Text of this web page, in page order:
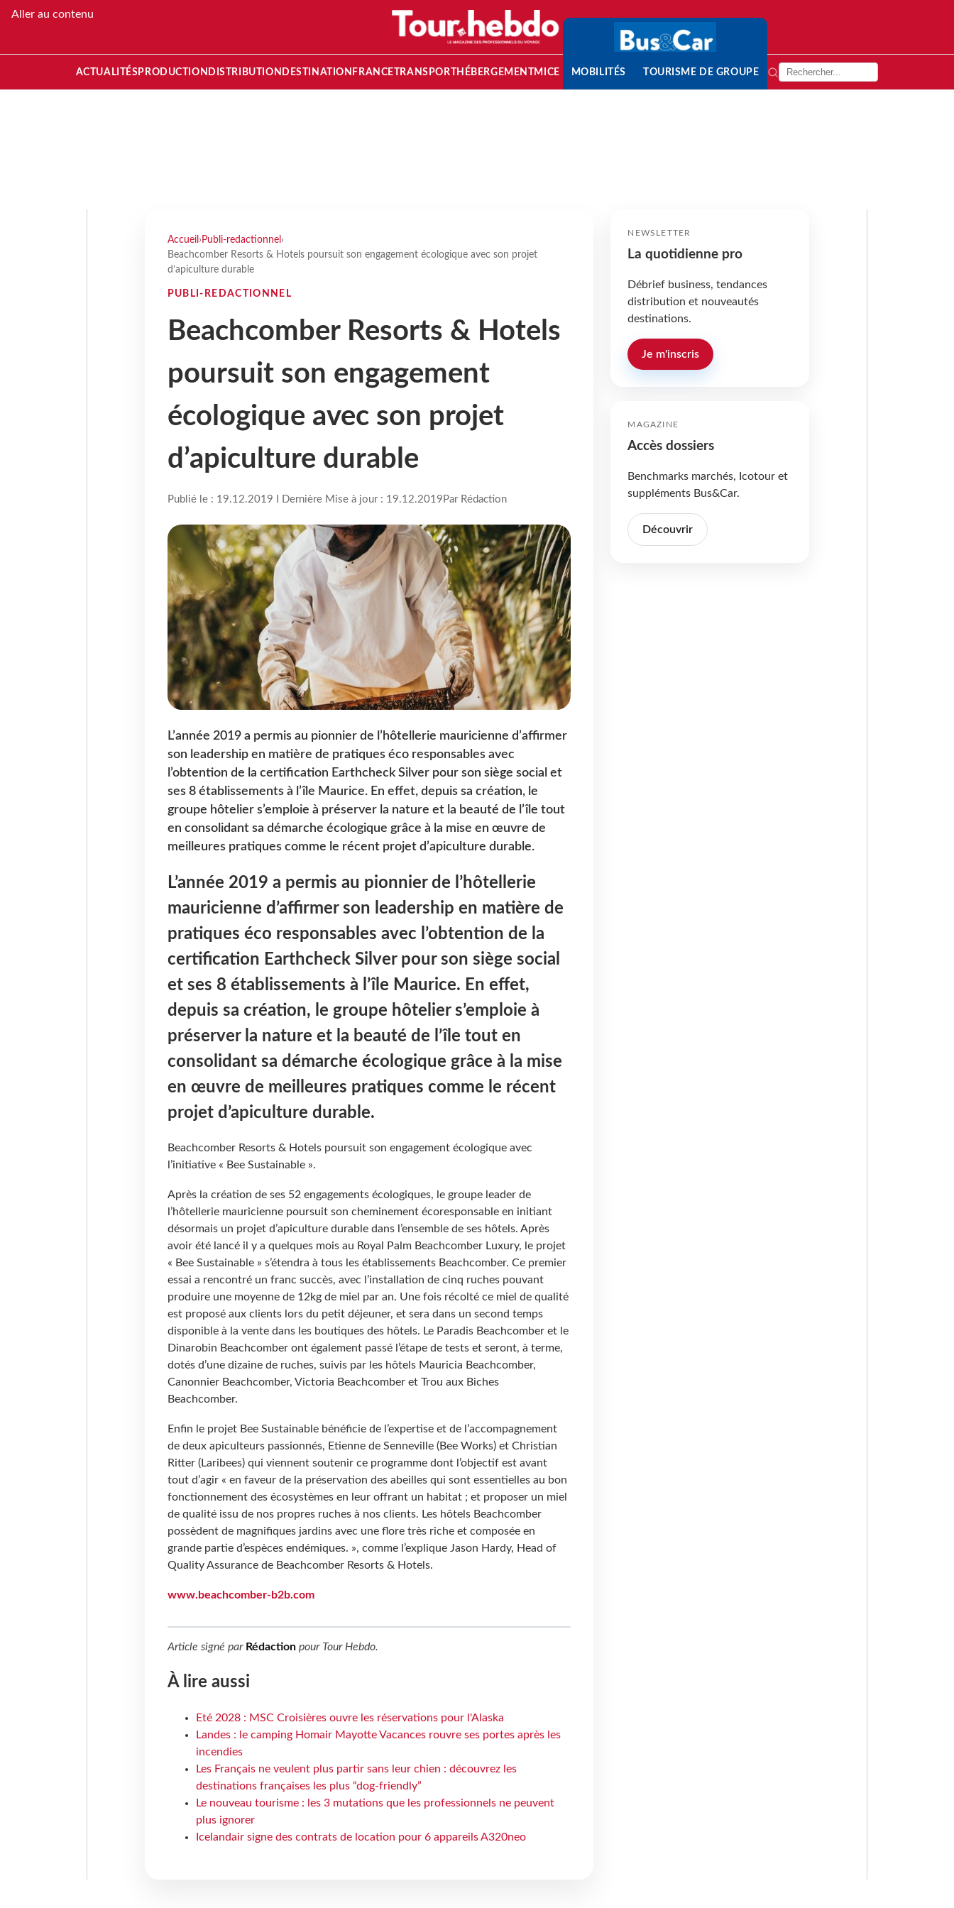
Aller au contenu
ACTUALITÉS PRODUCTION DISTRIBUTION DESTINATION FRANCETRANSPORT HÉBERGEMENTMICE MOBILITÉS TOURISME DE GROUPE
Accueil › Publi-redactionnel ›
Beachcomber Resorts & Hotels poursuit son engagement écologique avec son projet
d’apiculture durable
PUBLI-REDACTIONNEL
Beachcomber Resorts & Hotels
poursuit son engagement
écologique avec son projet
d’apiculture durable
Publié le : 19.12.2019 I Dernière Mise à jour : 19.12.2019 Par Rédaction
L’année 2019 a permis au pionnier de l’hôtellerie mauricienne d’affirmer
son leadership en matière de pratiques éco responsables avec
l’obtention de la certification Earthcheck Silver pour son siège social et
ses 8 établissements à l’île Maurice. En effet, depuis sa création, le
groupe hôtelier s’emploie à préserver la nature et la beauté de l’île tout
en consolidant sa démarche écologique grâce à la mise en œuvre de
meilleures pratiques comme le récent projet d’apiculture durable.
L’année 2019 a permis au pionnier de l’hôtellerie
mauricienne d’affirmer son leadership en matière de
pratiques éco responsables avec l’obtention de la
certification Earthcheck Silver pour son siège social
et ses 8 établissements à l’île Maurice. En effet,
depuis sa création, le groupe hôtelier s’emploie à
préserver la nature et la beauté de l’île tout en
consolidant sa démarche écologique grâce à la mise
en œuvre de meilleures pratiques comme le récent
projet d’apiculture durable.
Beachcomber Resorts & Hotels poursuit son engagement écologique avec
l’initiative « Bee Sustainable ».
Après la création de ses 52 engagements écologiques, le groupe leader de
l’hôtellerie mauricienne poursuit son cheminement écoresponsable en initiant
désormais un projet d’apiculture durable dans l’ensemble de ses hôtels. Après
avoir été lancé il y a quelques mois au Royal Palm Beachcomber Luxury, le projet
« Bee Sustainable » s’étendra à tous les établissements Beachcomber. Ce premier
essai a rencontré un franc succès, avec l’installation de cinq ruches pouvant
produire une moyenne de 12kg de miel par an. Une fois récolté ce miel de qualité
est proposé aux clients lors du petit déjeuner, et sera dans un second temps
disponible à la vente dans les boutiques des hôtels. Le Paradis Beachcomber et le
Dinarobin Beachcomber ont également passé l’étape de tests et seront, à terme,
dotés d’une dizaine de ruches, suivis par les hôtels Mauricia Beachcomber,
Canonnier Beachcomber, Victoria Beachcomber et Trou aux Biches
Beachcomber.
Enfin le projet Bee Sustainable bénéficie de l’expertise et de l’accompagnement
de deux apiculteurs passionnés, Etienne de Senneville (Bee Works) et Christian
Ritter (Laribees) qui viennent soutenir ce programme dont l’objectif est avant
tout d’agir « en faveur de la préservation des abeilles qui sont essentielles au bon
fonctionnement des écosystèmes en leur offrant un habitat ; et proposer un miel
de qualité issu de nos propres ruches à nos clients. Les hôtels Beachcomber
possèdent de magnifiques jardins avec une flore très riche et composée en
grande partie d’espèces endémiques. », comme l’explique Jason Hardy, Head of
Quality Assurance de Beachcomber Resorts & Hotels.
www.beachcomber-b2b.com
Article signé par Rédactionpour Tour Hebdo.
À lire aussi
Eté 2028 : MSC Croisières ouvre les réservations pour l'Alaska
Landes : le camping Homair Mayotte Vacances rouvre ses portes après les
incendies
Les Français ne veulent plus partir sans leur chien : découvrez les
destinations françaises les plus “dog-friendly”
Le nouveau tourisme : les 3 mutations que les professionnels ne peuvent
plus ignorer
Icelandair signe des contrats de location pour 6 appareils A320neo
NEWSLETTER
La quotidienne pro
Débrief business, tendances
distribution et nouveautés
destinations.
Je m'inscris
MAGAZINE
Accès dossiers
Benchmarks marchés, Icotour et
suppléments Bus&Car.
Découvrir